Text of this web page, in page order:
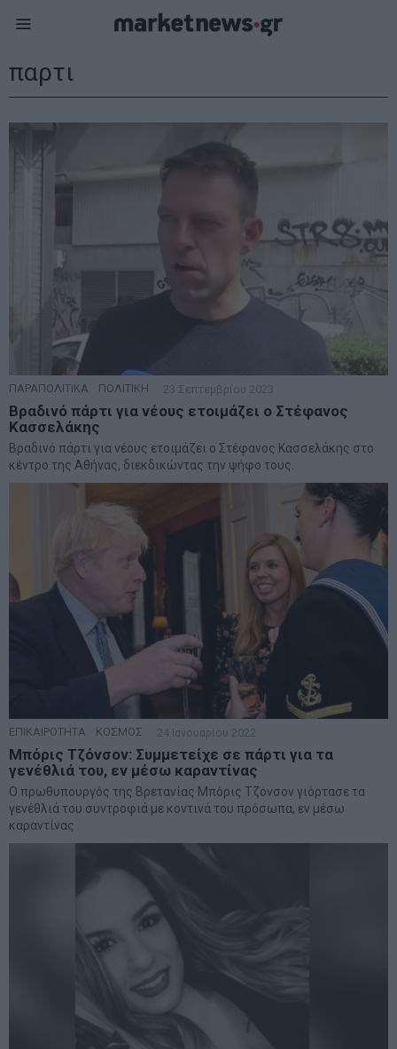
παρτι
ΠΑΡΑΠΟΛΙΤΙΚΑ ΠΟΛΙΤΙΚΗ 23 Σεπτεμβρίου 2023
Βραδινό πάρτι για νέους ετοιμάζει ο Στέφανος
Κασσελάκης
Βραδινό πάρτι για νέους ετοιμάζει ο Στέφανος Κασσελάκης στο
κέντρο της Αθήνας, διεκδικώντας την ψήφο τους.
ΕΠΙΚΑΙΡΟΤΗΤΑ ΚΟΣΜΟΣ 24 Ιανουαρίου 2022
Μπόρις Τζόνσον: Συμμετείχε σε πάρτι για τα
γενέθλιά του, εν μέσω καραντίνας
Ο πρωθυπουργός της Βρετανίας Μπόρις Τζόνσον γιόρτασε τα
γενέθλιά του συντροφιά με κοντινά του πρόσωπα, εν μέσω
καραντίνας